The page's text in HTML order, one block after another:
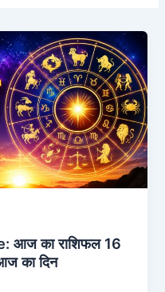
आज का राशिफल 16
का दिन